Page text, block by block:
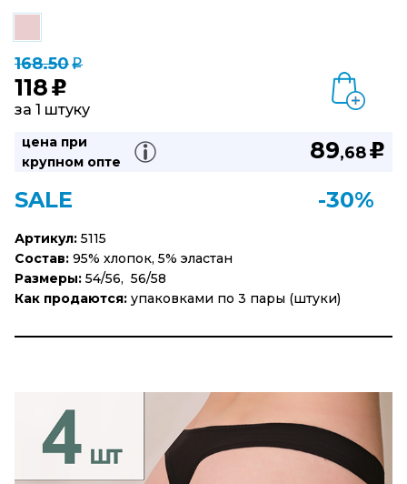
168.50q
118 u
за 1 штуку
цена при
крупном опте
89,68u
SALE -30%
Артикул: 5115
Состав: 95% хлопок, 5% эластан
Размеры: 54/56, 56/58
Как продаются: упаковками по 3 пары (штуки)